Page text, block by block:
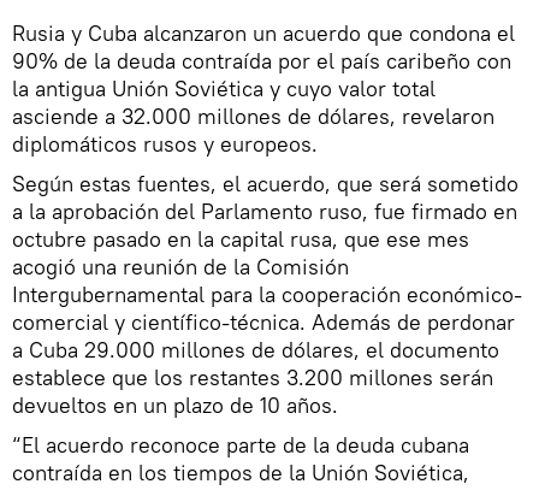
Rusia y Cuba alcanzaron un acuerdo que condona el
90% de la deuda contraída por el país caribeño con
la antigua Unión Soviética y cuyo valor total
asciende a 32.000 millones de dólares, revelaron
diplomáticos rusos y europeos.
Según estas fuentes, el acuerdo, que será sometido
a la aprobación del Parlamento ruso, fue firmado en
octubre pasado en la capital rusa, que ese mes
acogió una reunión de la Comisión
Intergubernamental para la cooperación económico-
comercial y científico-técnica. Además de perdonar
a Cuba 29.000 millones de dólares, el documento
establece que los restantes 3.200 millones serán
devueltos en un plazo de 10 años.
“El acuerdo reconoce parte de la deuda cubana
contraída en los tiempos de la Unión Soviética,